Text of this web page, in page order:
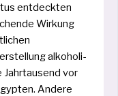
ent­deck­ten
Wirkung
alko­ho­li­
Jahrtausend vor
Andere